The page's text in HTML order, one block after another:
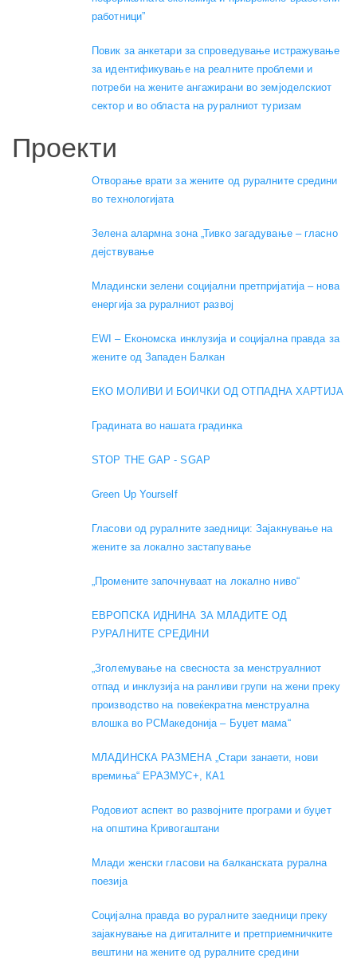
работници”
Повик за анкетари за спроведување истражување
за идентификување на реалните проблеми и
потреби на жените ангажирани во земјоделскиот
сектор и во областа на руралниот туризам
Проекти
Отворање врати за жените од руралните средини
во технологијата
Зелена алармна зона „Тивко загадување – гласно
дејствување
Младински зелени социјални претпријатија – нова
енергија за руралниот развој
EWI – Економска инклузија и социјална правда за
жените од Западен Балкан
ЕКО МОЛИВИ И БОИЧКИ ОД ОТПАДНА ХАРТИЈА
Градината во нашата градинка
STOP THE GAP - SGAP
Green Up Yourself
Гласови од руралните заедници: Зајакнување на
жените за локално застапување
„Промените започнуваат на локално ниво“
ЕВРОПСКА ИДНИНА ЗА МЛАДИТЕ ОД
РУРАЛНИТЕ СРЕДИНИ
„Зголемување на свесноста за менструалниот
отпад и инклузија на ранливи групи на жени преку
производство на повеќекратна менструална
влошка во РСМакедонија – Буџет мама“
МЛАДИНСКА РАЗМЕНА „Стари занаети, нови
времиња“ ЕРАЗМУС+, КА1
Родовиот аспект во развојните програми и буџет
на општина Кривогаштани
Mлади женски гласови на балканската рурална
поезија
Социјална правда во руралните заедници преку
зајакнување на дигиталните и претприемничките
вештини на жените од руралните средини